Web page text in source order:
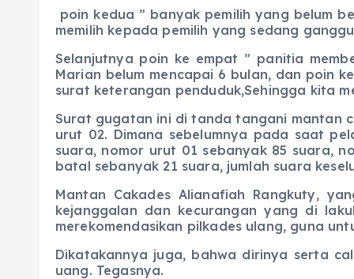
poin kedua ” banyak pemilih yang belum
memilih kepada pemilih yang sedang
Selanjutnya poin ke empat ” panitia
Marian belum mencapai 6 bulan, dan poin
surat keterangan penduduk,Sehingga kita
Surat gugatan ini di tanda tangani mantan
urut 02. Dimana sebelumnya pada saat
suara, nomor urut 01 sebanyak 85 suara,
batal sebanyak 21 suara, jumlah suara
Mantan Cakades Alianafiah Rangkuty,
kejanggalan dan kecurangan yang di
merekomendasikan pilkades ulang, guna
Dikatakannya juga, bahwa dirinya serta
uang. Tegasnya.